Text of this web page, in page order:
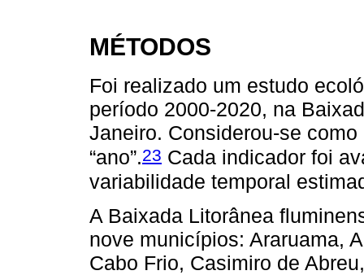
MÉTODOS
Foi realizado um estudo
período 2000-2020, na
Janeiro. Considerou-se
“ano”.23 Cada indicador foi
variabilidade temporal
A Baixada Litorânea
nove municípios: Araruama,
Cabo Frio, Casimiro de